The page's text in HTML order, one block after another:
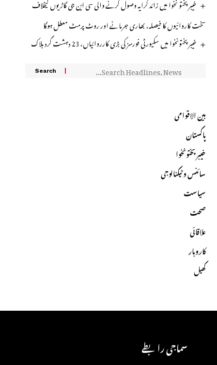
خیبر پختو نخوا میں زائد کرایہ وصول کرنے والی سی این جی گاڑیوں کیخلاف
سخت کاروائیوں کا فیصلہ، بھاری جرمانے اور روٹ پرمٹ معطل ہوگا
خیبرپختونخوا میں سکیورٹی فورسز کی بڑی کارروائیاں، 23 دہشت گرد ہلاک
بین الاقوامی
پاکستان
خیبرپختونخوا
سائنس و ٹیکنالوجی
سیاست
صحت
علاقائی
کاروبار
کھیل
سماجی رابطے